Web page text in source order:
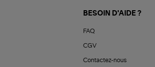
BESOIN D'AIDE ?
FAQ
CGV
Contactez-nous